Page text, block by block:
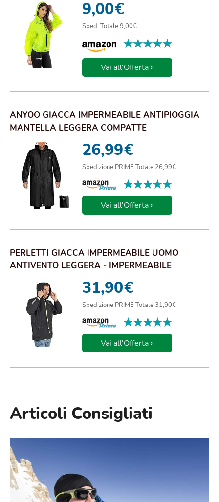
9,00€
Sped. Totale 9,00€
★★★★★
★★★★★
Vai all'Offerta »
ANYOO GIACCA IMPERMEABILE ANTIPIOGGIA
MANTELLA LEGGERA COMPATTE
RIUTILIZZABILE PER RAGA...
26,99€
Spedizione PRIME Totale 26,99€
★★★★★
★★★★★
Vai all'Offerta »
PERLETTI GIACCA IMPERMEABILE UOMO
ANTIVENTO LEGGERA - IMPERMEABILE
31,90€
Spedizione PRIME Totale 31,90€
★★★★★
★★★★★
Vai all'Offerta »
Articoli Consigliati